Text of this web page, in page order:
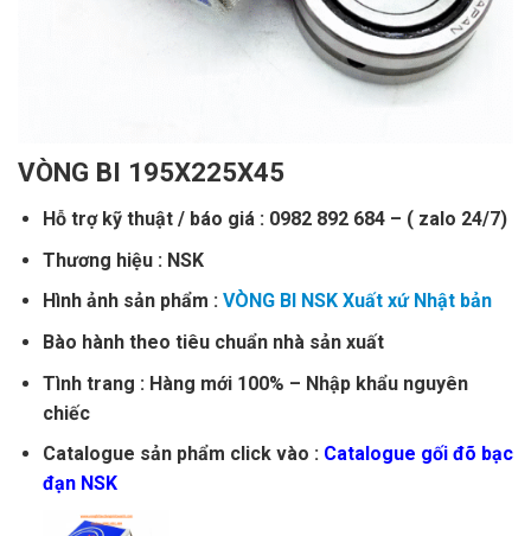
VÒNG BI 195X225X45
Hỗ trợ kỹ thuật / báo giá : 0982 892 684 – ( zalo 24/7)
Thương hiệu : NSK
Hình ảnh sản phẩm : VÒNG BI NSK Xuất xứ Nhật bản
Bào hành theo tiêu chuẩn nhà sản xuất
Tình trang : Hàng mới 100% – Nhập khẩu nguyên
chiếc
Catalogue sản phẩm click vào : Catalogue gối đõ bạc
đạn NSK